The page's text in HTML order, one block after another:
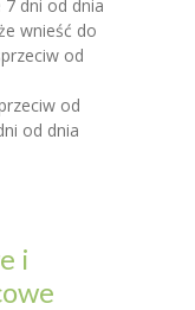
dni od dnia
wnieść do
od
od
od dnia
i